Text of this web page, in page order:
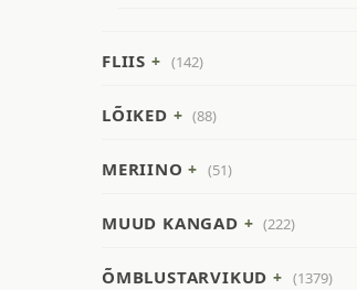
FLIIS (142)
LÕIKED (88)
MERIINO (51)
MUUD KANGAD (222)
ÕMBLUSTARVIKUD (1379)